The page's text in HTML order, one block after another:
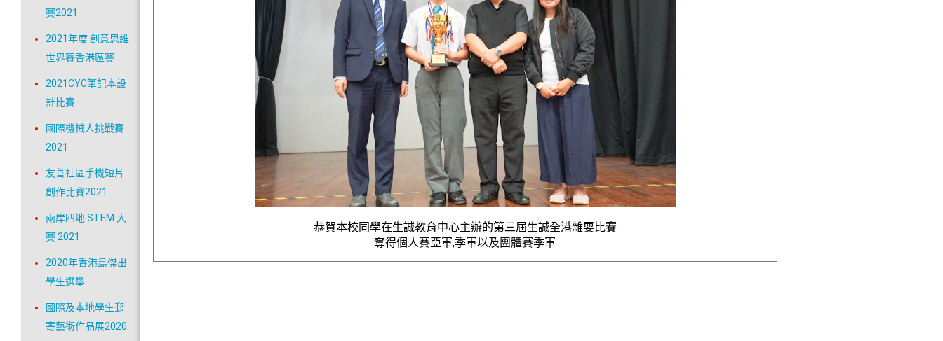
恭賀本校同學在生誠教育中心主辦的第三屆生誠全港雜耍比賽
奪得個人賽亞軍,季軍以及團體賽季軍
賽2021
2021年度 創意思維
世界賽香港區賽
2021CYC筆記本設
計比賽
國際機械人挑戰賽
2021
友善社區手機短片
創作比賽2021
兩岸四地 STEM 大
賽 2021
2020年香港島傑出
學生選舉
國際及本地學生郵
寄藝術作品展2020